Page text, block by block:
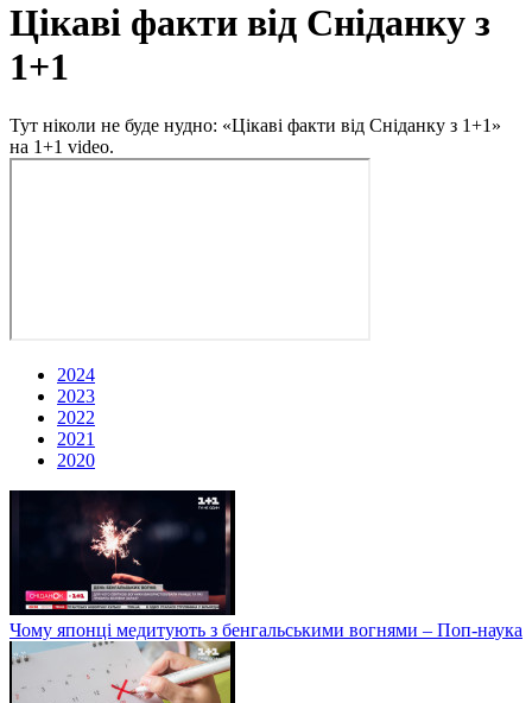
Цікаві факти від Сніданку з
1+1
Тут ніколи не буде нудно: «Цікаві факти від Сніданку з 1+1»
на 1+1 video.
2024
2023
2022
2021
2020
Чому японці медитують з бенгальськими вогнями – Поп-наука